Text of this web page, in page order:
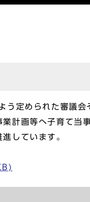
定められた審議会
計画等へ子育て当
しています。